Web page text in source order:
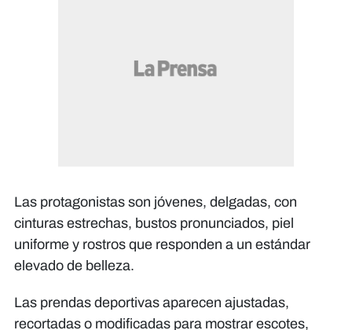
Las protagonistas son jóvenes, delgadas, con
cinturas estrechas, bustos pronunciados, piel
uniforme y rostros que responden a un estándar
elevado de belleza.
Las prendas deportivas aparecen ajustadas,
recortadas o modificadas para mostrar escotes,